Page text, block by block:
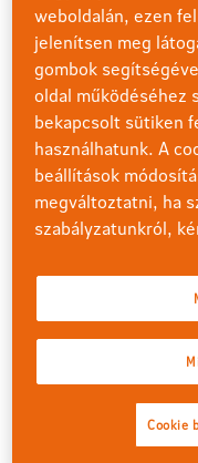
Milyen
fel?
Baleset
A különféle
biztosításaink
esetére, hogy Ön
koncentrálhasson.
weboldalán, ezen
jelenítsen meg
gombok
oldal működéséhez
bekapcsolt sütiken
használhatunk. A
beállítások
megváltoztatni, ha
szabályzatunkról,
Cookie